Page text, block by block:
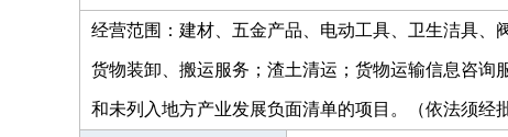
经营范围：建材、五金产品、电动工具、卫生洁具、
货物装卸、搬运服务；渣土清运；货物运输信息咨询
和未列入地方产业发展负面清单的项目。（依法须经